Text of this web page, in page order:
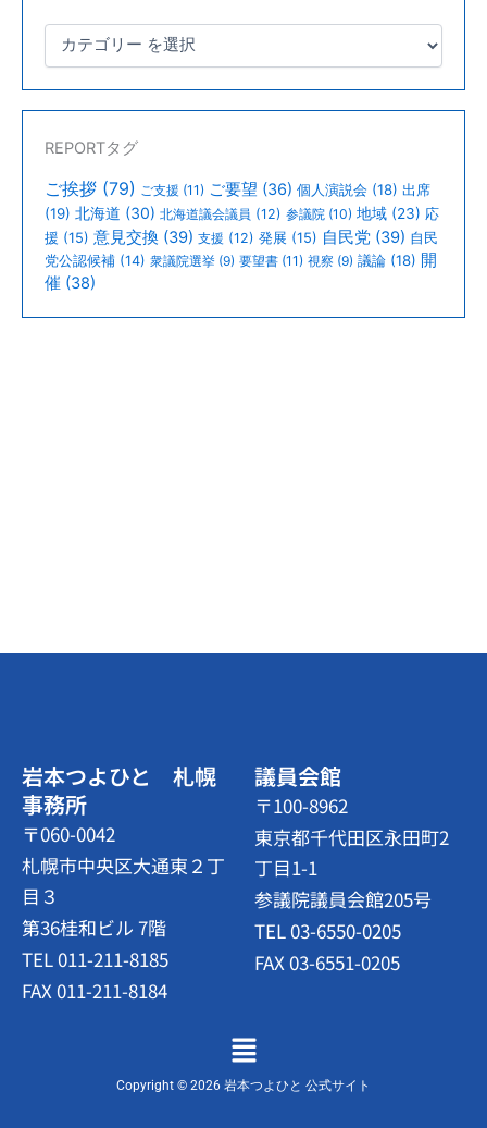
長、
農
専
務
が
お
見
え
に
REPORTタグ
ご挨拶 (79) ご支援 (11) ご要望 (36) 個人演説会 (18) 出席
(19) 北海道 (30) 北海道議会議員 (12) 参議院 (10) 地域 (23) 応
援 (15) 意見交換 (39) 支援 (12) 発展 (15) 自民党 (39) 自民
党公認候補 (14) 衆議院選挙 (9) 要望書 (11) 視察 (9) 議論 (18) 開
催 (38)
岩本つよひと 札幌
事務所
〒060-0042
札幌市中央区大通東２丁
目３
第36桂和ビル 7階
TEL 011-211-8185
FAX 011-211-8184
議員会館
〒100-8962
東京都千代田区永田町2
丁目1-1
参議院議員会館205号
TEL 03-6550-0205
FAX 03-6551-0205
メ
ニ
ュ
Copyright © 2026 岩本つよひと 公式サイト